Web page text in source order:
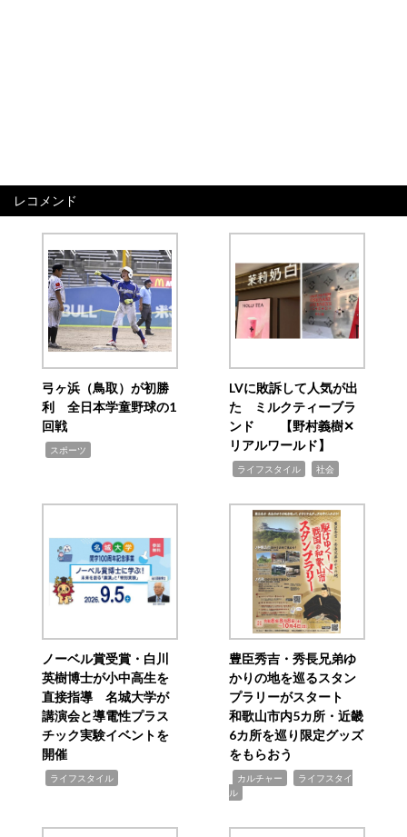
レコメンド
弓ヶ浜（鳥取）が初勝
利 全日本学童野球の1
回戦
スポーツ
LVに敗訴して人気が出
た ミルクティーブラ
ンド 【野村義樹✕
リアルワールド】
ライフスタイル 社会
ノーベル賞受賞・白川
英樹博士が小中高生を
直接指導 名城大学が
講演会と導電性プラス
チック実験イベントを
開催
ライフスタイル
豊臣秀吉・秀長兄弟ゆ
かりの地を巡るスタン
プラリーがスタート
和歌山市内5カ所・近畿
6カ所を巡り限定グッズ
をもらおう
カルチャー
ライフスタイ
ル